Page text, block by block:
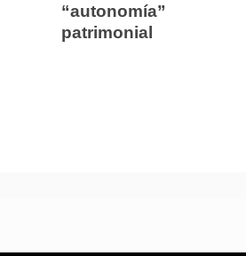
“autonomía”
patrimonial